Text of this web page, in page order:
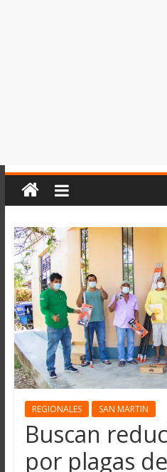
REGIONALES SAN MARTIN
Buscan
por plagas